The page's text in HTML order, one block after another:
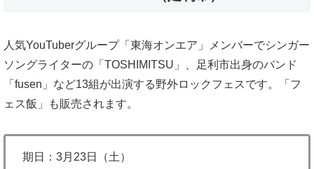
人気YouTuberグループ「東海オンエア」メンバーでシンガー
ソングライターの「TOSHIMITSU」、足利市出身のバンド
「fusen」など13組が出演する野外ロックフェスです。「フ
ェス飯」も販売されます。
期日：3月23日（土）